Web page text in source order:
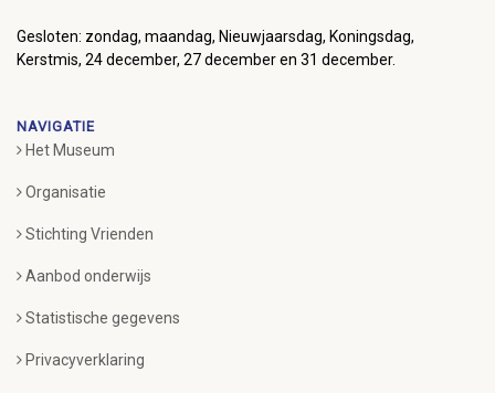
Gesloten: zondag, maandag, Nieuwjaarsdag, Koningsdag,
Kerstmis, 24 december, 27 december en 31 december.
NAVIGATIE
Het Museum
Organisatie
Stichting Vrienden
Aanbod onderwijs
Statistische gegevens
Privacyverklaring